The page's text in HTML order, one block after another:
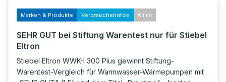
Marken & Produkte Verbraucherinfos Klima
SEHR GUT bei Stiftung Warentest nur für Stiebel
Eltron
Stiebel Eltron WWK-I 300 Plus gewinnt Stiftung-
Warentest-Vergleich für Warmwasser-Wärmepumpen mit